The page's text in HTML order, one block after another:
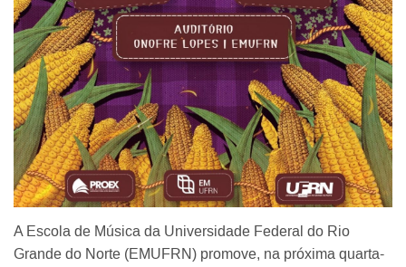
A Escola de Música da Universidade Federal do Rio
Grande do Norte (EMUFRN) promove, na próxima quarta-